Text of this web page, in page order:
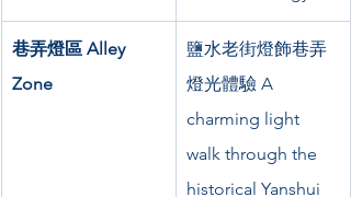
巷弄燈區 Alley
Zone
鹽水老街燈飾巷弄
燈光體驗 A
charming light
walk through the
historical Yanshui